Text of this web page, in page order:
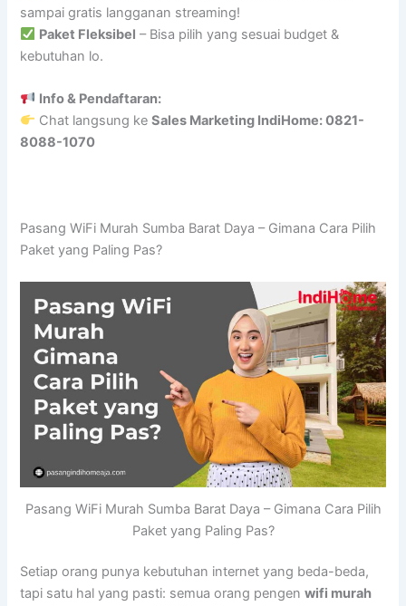
sampai gratis langganan streaming!
Paket Fleksibel – Bisa pilih yang sesuai budget &
kebutuhan lo.
Info & Pendaftaran:
Chat langsung keSales Marketing IndiHome: 0821-
8088-1070
Pasang WiFi Murah Sumba Barat Daya – Gimana Cara Pilih
Paket yang Paling Pas?
Pasang WiFi Murah Sumba Barat Daya – Gimana Cara Pilih
Paket yang Paling Pas?
Setiap orang punya kebutuhan internet yang beda-beda,
tapi satu hal yang pasti: semua orang pengenwifi murah